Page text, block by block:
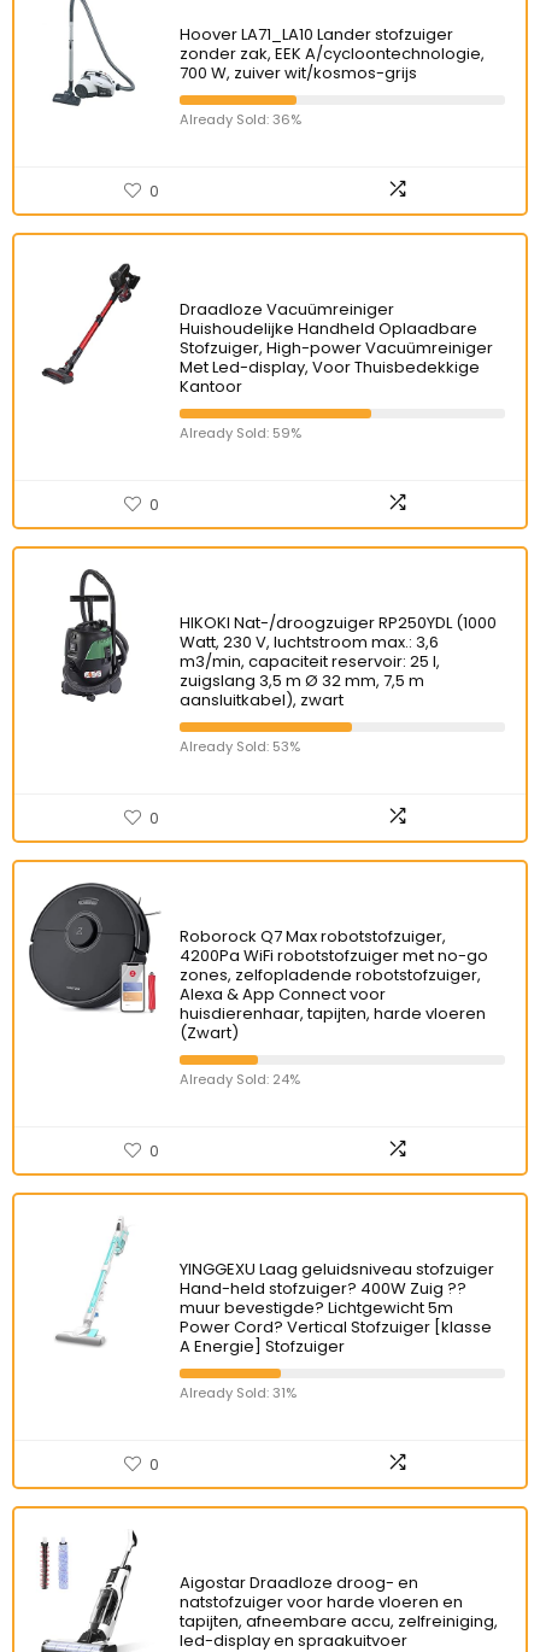
Hoover LA71_LA10 Lander stofzuiger
zonder zak, EEK A/cycloontechnologie,
700 W, zuiver wit/kosmos-grijs
Already Sold: 36%
0
Draadloze Vacuümreiniger
Huishoudelijke Handheld Oplaadbare
Stofzuiger, High-power Vacuümreiniger
Met Led-display, Voor Thuisbedekkige
Kantoor
Already Sold: 59%
0
HIKOKI Nat-/droogzuiger RP250YDL (1000
Watt, 230 V, luchtstroom max.: 3,6
m3/min, capaciteit reservoir: 25 l,
zuigslang 3,5 m Ø 32 mm, 7,5 m
aansluitkabel), zwart
Already Sold: 53%
0
Roborock Q7 Max robotstofzuiger,
4200Pa WiFi robotstofzuiger met no-go
zones, zelfopladende robotstofzuiger,
Alexa & App Connect voor
huisdierenhaar, tapijten, harde vloeren
(Zwart)
Already Sold: 24%
0
YINGGEXU Laag geluidsniveau stofzuiger
Hand-held stofzuiger? 400W Zuig ??
muur bevestigde? Lichtgewicht 5m
Power Cord? Vertical Stofzuiger [klasse
A Energie] Stofzuiger
Already Sold: 31%
0
Aigostar Draadloze droog- en
natstofzuiger voor harde vloeren en
tapijten, afneembare accu, zelfreiniging,
led-display en spraakuitvoer